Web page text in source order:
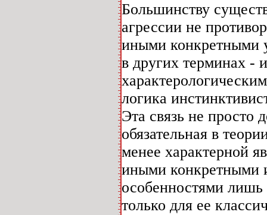
Большинству
агрессии не
иными конкретными
в других терминах -
логика
Эта связь не просто
обязательная в
менее характерной
иными конкретными
особенностями лишь
только для ее